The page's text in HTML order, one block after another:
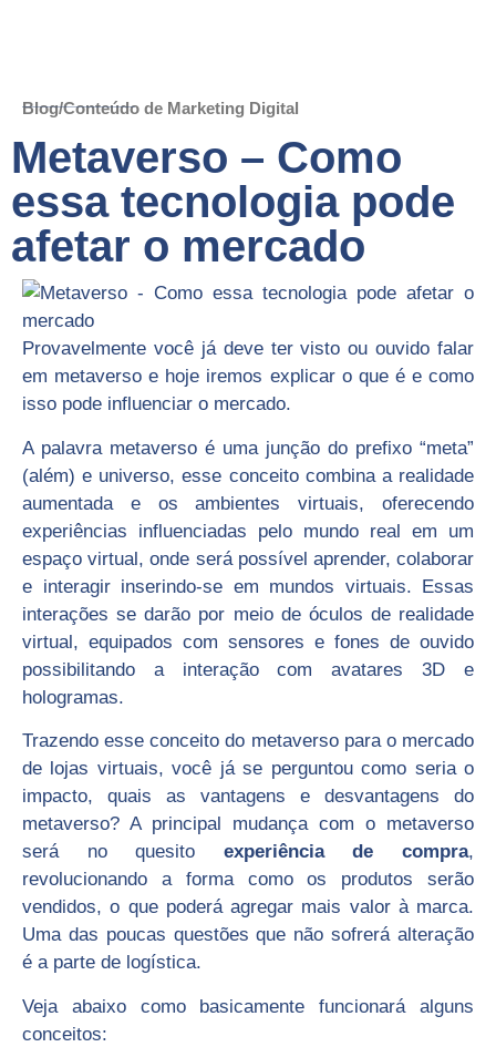
Blog/Conteúdo de Marketing Digital
Metaverso – Como
essa tecnologia pode
afetar o mercado
Provavelmente você já deve ter visto ou ouvido falar
em metaverso e hoje iremos explicar o que é e como
isso pode influenciar o mercado.
A palavra metaverso é uma junção do prefixo “meta”
(além) e universo, esse conceito combina a realidade
aumentada e os ambientes virtuais, oferecendo
experiências influenciadas pelo mundo real em um
espaço virtual, onde será possível aprender, colaborar
e interagir inserindo-se em mundos virtuais. Essas
interações se darão por meio de óculos de realidade
virtual, equipados com sensores e fones de ouvido
possibilitando a interação com avatares 3D e
hologramas.
Trazendo esse conceito do metaverso para o mercado
de lojas virtuais, você já se perguntou como seria o
impacto, quais as vantagens e desvantagens do
metaverso? A principal mudança com o metaverso
será no quesito experiência de compra,
revolucionando a forma como os produtos serão
vendidos, o que poderá agregar mais valor à marca.
Uma das poucas questões que não sofrerá alteração
é a parte de logística.
Veja abaixo como basicamente funcionará alguns
conceitos: